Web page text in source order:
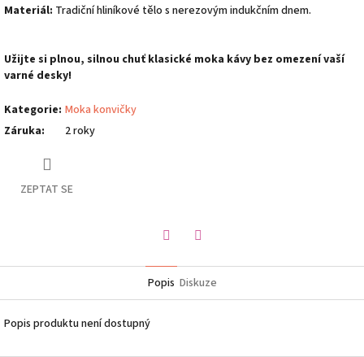
Materiál: Tradiční hliníkové tělo s nerezovým indukčním dnem.
Užijte si plnou, silnou chuť klasické moka kávy bez omezení vaší
varné desky!
Kategorie: Moka konvičky
Záruka: 2 roky
ZEPTAT SE
Popis Diskuze
Popis produktu není dostupný